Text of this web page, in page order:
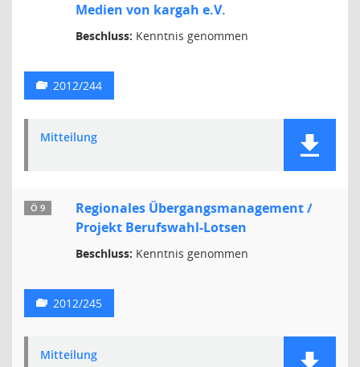
Medien von kargah e.V.
Beschluss: Kenntnis genommen
2012/244
Mitteilung
Ö 9
Regionales Übergangsmanagement /
Projekt Berufswahl-Lotsen
Beschluss: Kenntnis genommen
2012/245
Mitteilung